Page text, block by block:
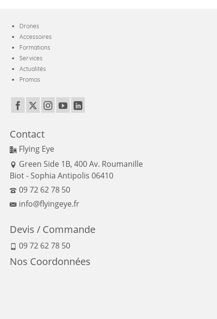
Drones
Accessoires
Formations
Services
Actualités
Promos
Contact
Flying Eye
Green Side 1B, 400 Av. Roumanille
Biot - Sophia Antipolis 06410
09 72 62 78 50
info@flyingeye.fr
Devis / Commande
09 72 62 78 50
Nos Coordonnées